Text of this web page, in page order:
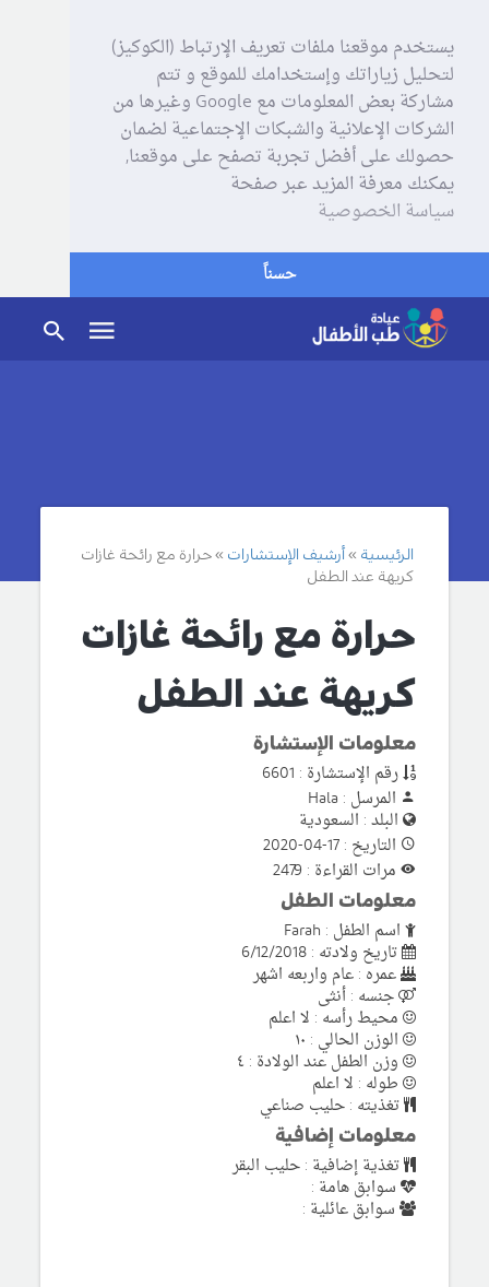
يستخدم موقعنا ملفات تعريف الإرتباط (الكوكيز)
لتحليل زياراتك وإستخدامك للموقع و تتم
مشاركة بعض المعلومات مع Google وغيرها من
الشركات الإعلانية والشبكات الإجتماعية لضمان
حصولك على أفضل تجربة تصفح على موقعنا,
يمكنك معرفة المزيد عبر صفحة
سياسة الخصوصية
حسناً
الرئيسية أرشيف الإستشارات
حرارة مع رائحة غازات
كريهة عند الطفل
حرارة مع رائحة غازات
كريهة عند الطفل
معلومات الإستشارة
رقم الإستشارة : 6601
المرسل : Hala
البلد : السعودية
التاريخ : 17-04-2020
مرات القراءة : 2479
معلومات الطفل
اسم الطفل : Farah
تاريخ ولادته : 6/12/2018
عمره : عام واربعه اشهر
جنسه : أنثى
محيط رأسه : لا اعلم
الوزن الحالي : ١٠
وزن الطفل عند الولادة : ٤
طوله : لا اعلم
تغذيته : حليب صناعي
معلومات إضافية
تغذية إضافية : حليب البقر
سوابق هامة :
سوابق عائلية :